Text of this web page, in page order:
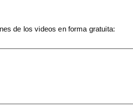
de los videos en forma gratuita: